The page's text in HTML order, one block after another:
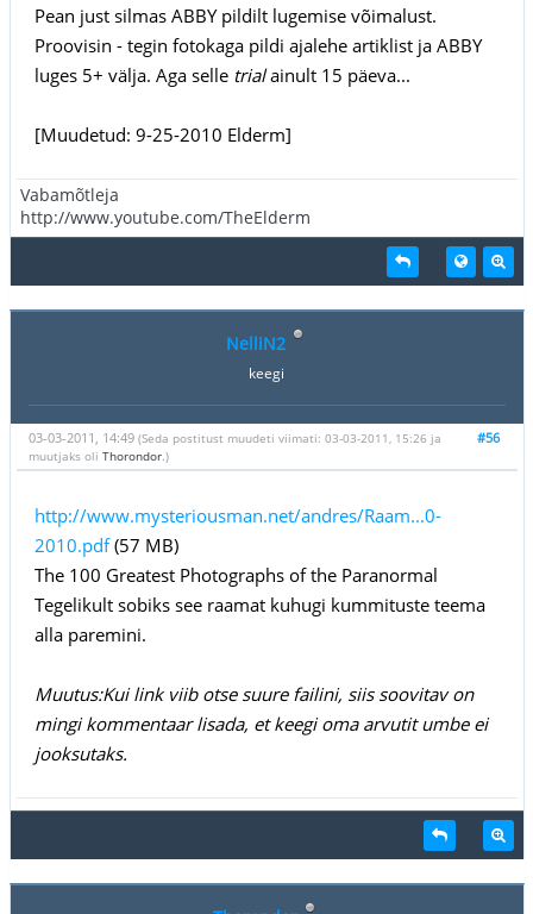
Pean just silmas ABBY pildilt lugemise võimalust.
Proovisin - tegin fotokaga pildi ajalehe artiklist ja ABBY
luges 5+ välja. Aga selle trialainult 15 päeva...
[Muudetud: 9-25-2010 Elderm]
Vabamõtleja
http://www.youtube.com/TheElderm
NelliN2
keegi
#56
03-03-2011, 14:49 (Seda postitust muudeti viimati: 03-03-2011, 15:26 ja
muutjaks oli Thorondor.)
http://www.mysteriousman.net/andres/Raam...0-
2010.pdf(57 MB)
The 100 Greatest Photographs of the Paranormal
Tegelikult sobiks see raamat kuhugi kummituste teema
alla paremini.
Muutus:Kui link viib otse suure failini, siis soovitav on
mingi kommentaar lisada, et keegi oma arvutit umbe ei
jooksutaks.